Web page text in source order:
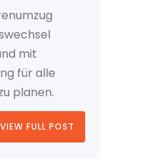
mit
für alle
planen.
VIEW FULL POST